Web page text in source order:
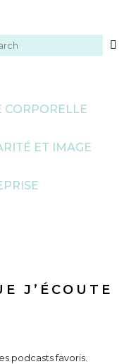
CORPORELLE
ET IMAGE
J’ÉCOUTE
podcasts favoris.